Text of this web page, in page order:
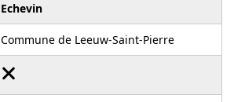
Echevin
Commune de Leeuw-Saint-Pierre